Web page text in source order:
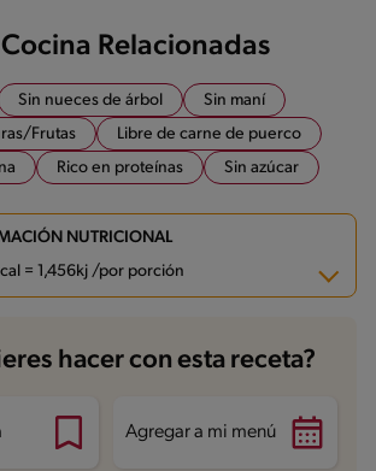
Relacionadas
Sin nueces de árbol
Sin maní
Frutas
Libre de carne de puerco
Rico en proteínas Sin azúcar
NUTRICIONAL
= 1,456kj /por porción
18.8 g
347.9 kcal
saturadas 5.4 g
hacer con esta receta?
Agregar a mi menú